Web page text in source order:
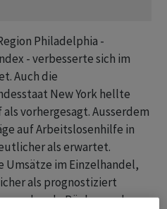
Philadelphia -
- verbesserte sich im
Auch die
New York hellte
vorhergesagt. Ausserdem
auf Arbeitslosenhilfe in
als erwartet.
im Einzelhandel,
als prognostiziert
Rückgang der